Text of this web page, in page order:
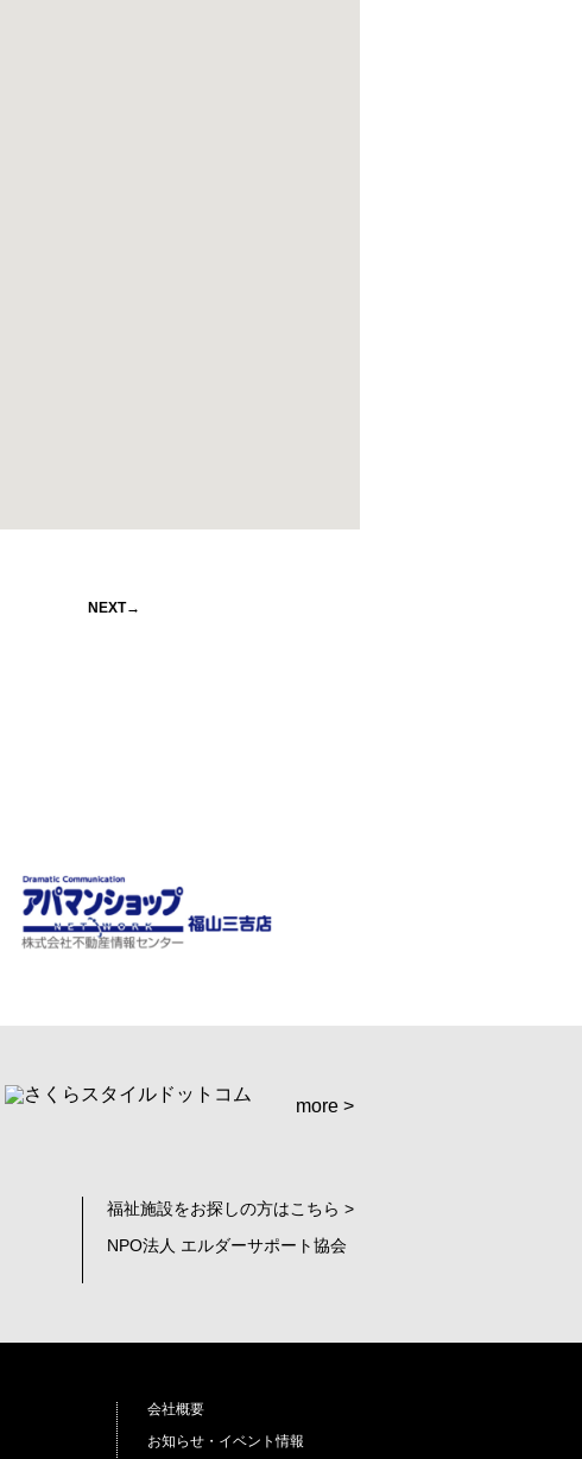
NEXT→
more >
福祉施設をお探しの方はこちら >
NPO法人 エルダーサポート協会
会社概要
お知らせ・イベント情報